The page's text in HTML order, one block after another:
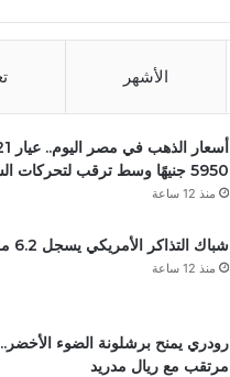
الأشهر
5950 جنيهًا وسط ترقب لتحركات السوق
منذ 12 ساعة
شباك التذاكر الأمريكي يسجل 6.2 مليار دولار
منذ 12 ساعة
رودري يمنح برشلونة الضوء
مرتقب مع ريال مدريد